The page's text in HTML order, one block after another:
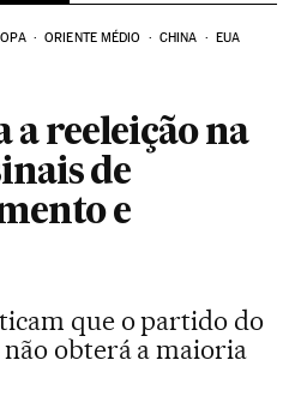
ORIENTE MÉDIO CHINA EUA
a reeleição na
de
e
que o partido do
obterá a maioria